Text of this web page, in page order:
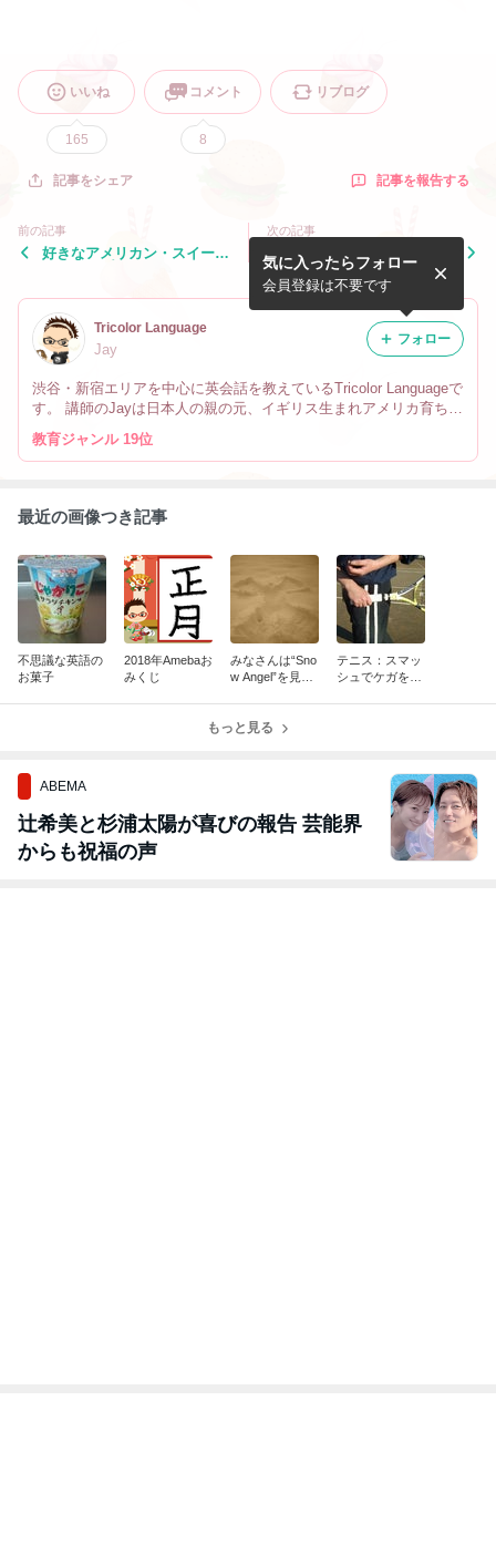
いいね
165
コメント
8
リブログ
記事をシェア 記事を報告する
前の記事
好きなアメリカン・スイー
次の記事
甘いお菓子＆スイーツ
Tricolor Language
Jay
渋谷・新宿エリアを中心に英会話を教えているTricolor Languageで
す。 講師のJayは日本人の親の元、イギリス生まれアメリカ育ちで
す。 なので英会話だけでなく、文化や英語の微妙なニュアンスの
違い、海外生活の事も教えています。
気に入ったらフォロー
会員登録は不要です
フォロー
教育ジャンル 19位
最近の画像つき記事
不思議な英語の
お菓子
2018年Amebaお
みくじ
みなさんは“Sno
w Angel”を見た
テニス：スマッ
シュでケガをし
もっと見る
ABEMA
辻希美と杉浦太陽が喜びの報告 芸能界
からも祝福の声